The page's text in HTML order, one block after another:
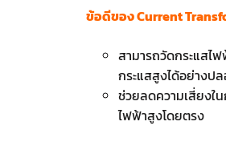
ข้อดีของ Current
สามารถวัดกระแสไ
กระแสสูงได้อย่างป
ช่วยลดความเสี่ยงใ
ไฟฟ้าสูงโดยตรง